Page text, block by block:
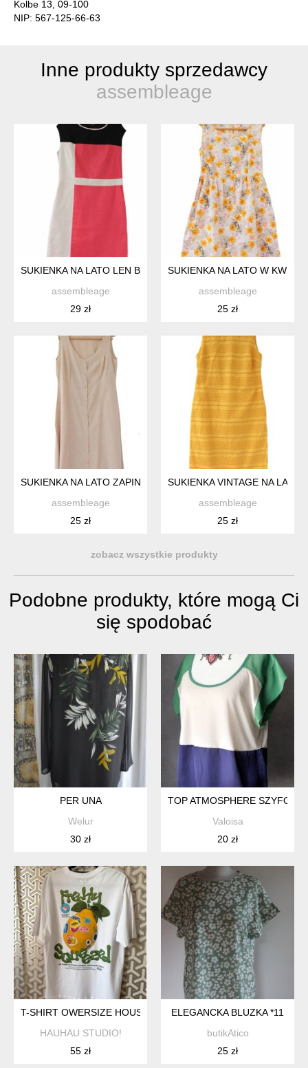
Kolbe 13, 09-100
NIP: 567-125-66-63
Inne produkty sprzedawcy
assembleage
SUKIENKA NA LATO LEN BAWEŁNA BEZ RĘKAWÓW
assembleage
29 zł
SUKIENKA NA LATO W
assembleage
25 zł
SUKIENKA NA LATO ZAPINANA NA GUZIKI WISKOZA MIDI L
assembleage
25 zł
SUKIENKA VINTAGE NA LATO
assembleage
25 zł
zobacz wszystkie produkty
Podobne produkty, które mogą Ci
się spodobać
PER UNA
Welur
30 zł
TOP ATMOSPHERE SZYFON
Valoisa
20 zł
T-SHIRT OWERSIZE HOUSE CYTRYNA
HAUHAU STUDIO!
55 zł
ELEGANCKA BLUZKA *11
butikAtico
25 zł